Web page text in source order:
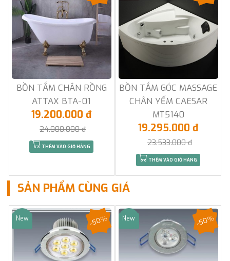
BỒN TẮM CHÂN RỒNG
ATTAX BTA-01
19.200.000 đ
24.000.000 đ
THÊM VÀO GIỎ HÀNG
BỒN TẮM GÓC MASSAGE
CHÂN YẾM CAESAR
MT5140
19.295.000 đ
23.533.000 đ
THÊM VÀO GIỎ HÀNG
SẢN PHẨM CÙNG GIÁ
Sale
New -50% Sale
New -50%